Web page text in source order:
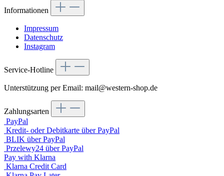
Informationen
Impressum
Datenschutz
Instagram
Service-Hotline
Unterstützung per Email: mail@western-shop.de
Zahlungsarten
PayPal
Kredit- oder Debitkarte über PayPal
BLIK über PayPal
Przelewy24 über PayPal
Pay with Klarna
Klarna Credit Card